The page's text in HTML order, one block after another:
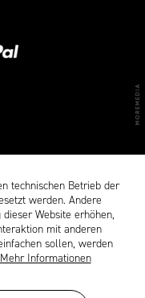
technischen Betrieb der
werden. Andere
Website erhöhen,
mit anderen
sollen, werden
Mehr Informationen